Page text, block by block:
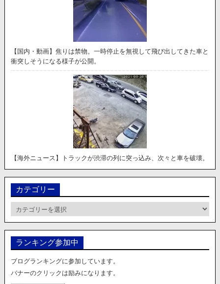
【国内・動画】焦りは禁物。一時停止を無視して飛び出してきた車と
衝突しそうになる様子が公開。
【海外ニュース】トラックが渋滞の列に突っ込み、次々と車を破壊。
カテゴリー
テ
リ
ランキング参加中
ブログランキングに参加しています。
バナーのクリックは励みになります。